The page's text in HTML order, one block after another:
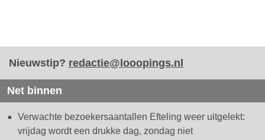
Nieuwstip? redactie@looopings.nl
Net binnen
Verwachte bezoekersaantallen Efteling weer uitgelekt:
vrijdag wordt een drukke dag, zondag niet